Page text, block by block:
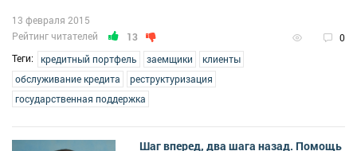
Рейтинг читателей 13 0
13 февраля 2015
Теги: кредитный портфель заемщики
клиенты
обслуживание кредита
реструктуризация
государственная поддержка
Шаг вперед, два шага назад. Помощь